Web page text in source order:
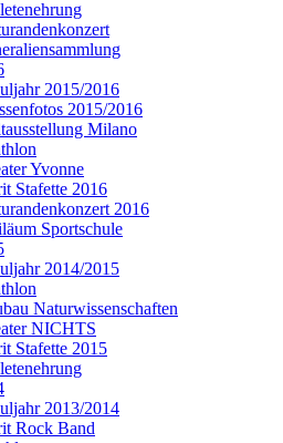
2015/2016
2015/2016
Milano
Yvonne
Stafette 2016
2016
Sportschule
2014/2015
Naturwissenschaften
NICHTS
Stafette 2015
2013/2014
Rock Band